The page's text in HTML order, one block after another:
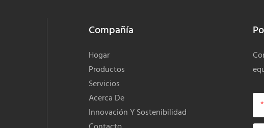
Compañía
Hogar
Productos
Servicios
Acerca De
Innovación Y Sostenibilidad